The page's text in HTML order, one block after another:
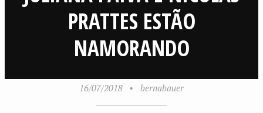
PRATTES ESTÃO
NAMORANDO
16/07/2018 • bernabauer